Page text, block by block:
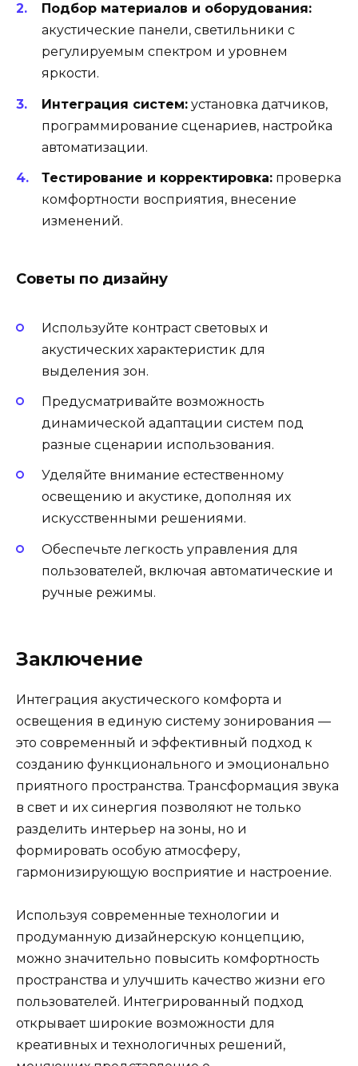
Подбор материалов и оборудования:
акустические панели, светильники с
регулируемым спектром и уровнем
яркости.
Интеграция систем: установка датчиков,
программирование сценариев, настройка
автоматизации.
Тестирование и корректировка: проверка
комфортности восприятия, внесение
изменений.
Советы по дизайну
Используйте контраст световых и
акустических характеристик для
выделения зон.
Предусматривайте возможность
динамической адаптации систем под
разные сценарии использования.
Уделяйте внимание естественному
освещению и акустике, дополняя их
искусственными решениями.
Обеспечьте легкость управления для
пользователей, включая автоматические и
ручные режимы.
Заключение
Интеграция акустического комфорта и
освещения в единую систему зонирования —
это современный и эффективный подход к
созданию функционального и эмоционально
приятного пространства. Трансформация звука
в свет и их синергия позволяют не только
разделить интерьер на зоны, но и
формировать особую атмосферу,
гармонизирующую восприятие и настроение.
Используя современные технологии и
продуманную дизайнерскую концепцию,
можно значительно повысить комфортность
пространства и улучшить качество жизни его
пользователей. Интегрированный подход
открывает широкие возможности для
креативных и технологичных решений,